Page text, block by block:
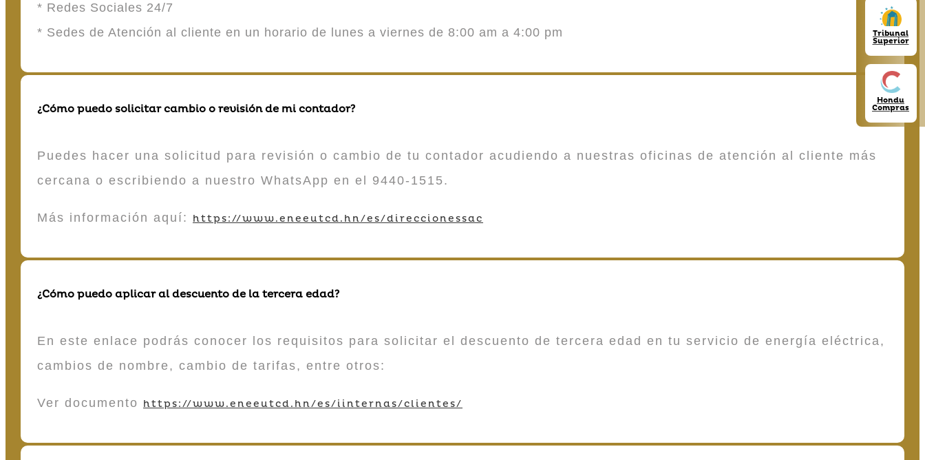
Tribunal
Superior
Hondu
Compras
* Redes Sociales 24/7
* Sedes de Atención al cliente en un horario de lunes a viernes de 8:00 am a 4:00 pm
¿Cómo puedo solicitar cambio o revisión de mi contador?
Puedes hacer una solicitud para revisión o cambio de tu contador acudiendo a nuestras oficinas de atención al cliente más
cercana o escribiendo a nuestro WhatsApp en el 9440-1515.
Más información aquí: https://www.eneeutcd.hn/es/direccionessac
¿Cómo puedo aplicar al descuento de la tercera edad?
En este enlace podrás conocer los requisitos para solicitar el descuento de tercera edad en tu servicio de energía eléctrica,
cambios de nombre, cambio de tarifas, entre otros:
Ver documento https://www.eneeutcd.hn/es/iinternas/clientes/